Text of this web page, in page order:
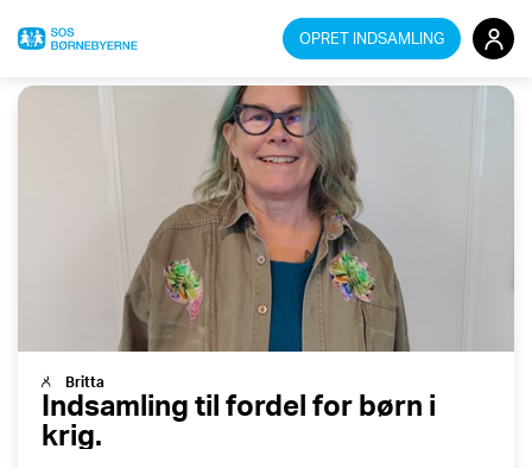
OPRET INDSAMLING
Redigér din indsamling
Britta
Indsamling til fordel for børn i
krig.